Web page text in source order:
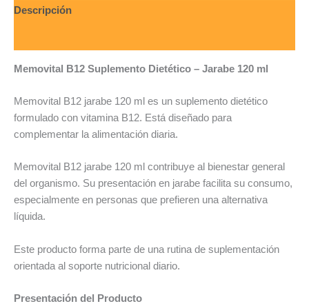
Descripción
Memovital B12 Suplemento Dietético – Jarabe 120 ml
Memovital B12 jarabe 120 ml es un suplemento dietético
formulado con vitamina B12. Está diseñado para
complementar la alimentación diaria.
Memovital B12 jarabe 120 ml contribuye al bienestar general
del organismo. Su presentación en jarabe facilita su consumo,
especialmente en personas que prefieren una alternativa
líquida.
Este producto forma parte de una rutina de suplementación
orientada al soporte nutricional diario.
Presentación del Producto